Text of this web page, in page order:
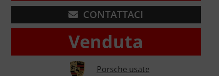
CONTATTACI
Venduta
Porsche usate